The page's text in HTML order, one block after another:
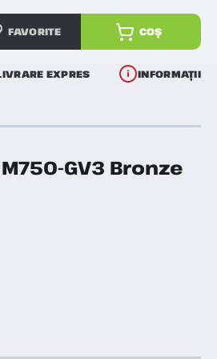
FAVORITE COȘ
EXPRES INFORMAȚII
GV3 Bronze